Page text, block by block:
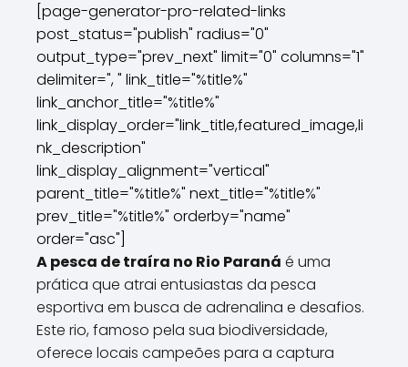
[page-generator-pro-related-links
post_status="publish" radius="0"
output_type="prev_next" limit="0" columns="1"
delimiter=", " link_title="%title%"
link_anchor_title="%title%"
link_display_order="link_title,featured_image,li
nk_description"
link_display_alignment="vertical"
parent_title="%title%" next_title="%title%"
prev_title="%title%" orderby="name"
order="asc"]
A pesca de traíra no Rio Paraná é uma
prática que atrai entusiastas da pesca
esportiva em busca de adrenalina e desafios.
Este rio, famoso pela sua biodiversidade,
oferece locais campeões para a captura